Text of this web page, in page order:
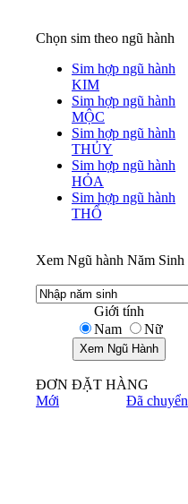
Chọn sim theo ngũ hành
Sim hợp ngũ hành
KIM
Sim hợp ngũ hành
MỘC
Sim hợp ngũ hành
THỦY
Sim hợp ngũ hành
HỎA
Sim hợp ngũ hành
THỔ
Xem Ngũ hành Năm Sinh
Giới tính
Nam
Nữ
ĐƠN ĐẶT HÀNG
Mới
Đã chuyển